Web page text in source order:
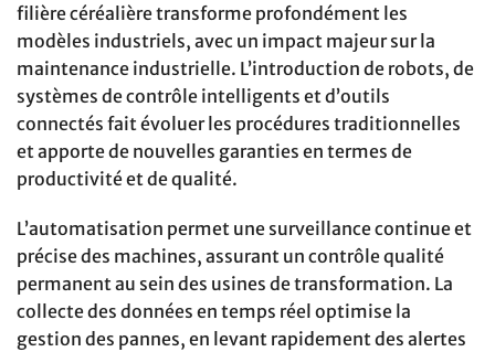
filière céréalière transforme profondément les
modèles industriels, avec un impact majeur sur la
maintenance industrielle. L’introduction de robots, de
systèmes de contrôle intelligents et d’outils
connectés fait évoluer les procédures traditionnelles
et apporte de nouvelles garanties en termes de
productivité et de qualité.
L’automatisation permet une surveillance continue et
précise des machines, assurant un contrôle qualité
permanent au sein des usines de transformation. La
collecte des données en temps réel optimise la
gestion des pannes, en levant rapidement des alertes